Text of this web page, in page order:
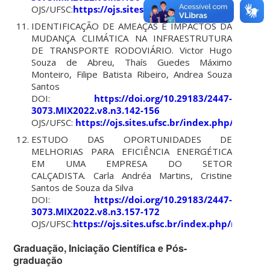
OJS/UFSC:https://ojs.sites.ufsc.br/index.php/
IDENTIFICAÇÃO DE AMEAÇAS E IMPACTOS DA
MUDANÇA CLIMÁTICA NA INFRAESTRUTURA
DE TRANSPORTE RODOVIÁRIO. Victor Hugo
Souza de Abreu, Thaís Guedes Máximo
Monteiro, Filipe Batista Ribeiro, Andrea Souza
Santos
DOI: https://doi.org/10.29183/2447-
3073.MIX2022.v8.n3.142-156
OJS/UFSC: https://ojs.sites.ufsc.br/index.php/
ESTUDO DAS OPORTUNIDADES DE
MELHORIAS PARA EFICIÊNCIA ENERGÉTICA
EM UMA EMPRESA DO SETOR
CALÇADISTA. Carla Andréa Martins, Cristine
Santos de Souza da Silva
DOI: https://doi.org/10.29183/2447-
3073.MIX2022.v8.n3.157-172
OJS/UFSC:https://ojs.sites.ufsc.br/index.php/
Graduação, Iniciação Científica e Pós-
graduação